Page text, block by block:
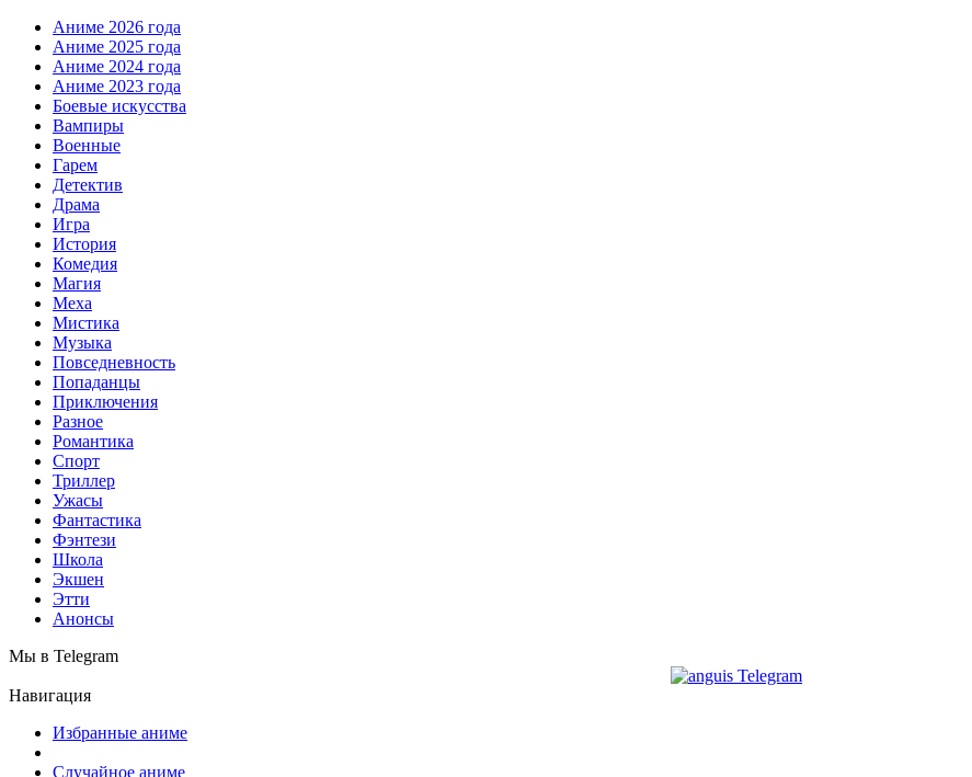
Аниме 2026 года
Аниме 2025 года
Аниме 2024 года
Аниме 2023 года
Боевые искусства
Вампиры
Военные
Гарем
Детектив
Драма
Игра
История
Комедия
Магия
Меха
Мистика
Музыка
Повседневность
Попаданцы
Приключения
Разное
Романтика
Спорт
Триллер
Ужасы
Фантастика
Фэнтези
Школа
Экшен
Этти
Анонсы
Мы в Telegram
Навигация
Избранные аниме
Случайное аниме